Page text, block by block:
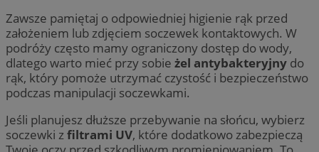
Zawsze pamiętaj o odpowiedniej higienie rąk przed
założeniem lub zdjęciem soczewek kontaktowych. W
podróży często mamy ograniczony dostęp do wody,
dlatego warto mieć przy sobie żel antybakteryjny do
rąk, który pomoże utrzymać czystość i bezpieczeństwo
podczas manipulacji soczewkami.
Jeśli planujesz dłuższe przebywanie na słońcu, wybierz
soczewki zfiltrami UV, które dodatkowo zabezpieczą